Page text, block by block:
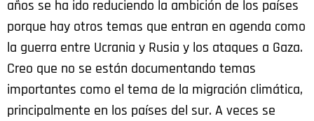
años se ha ido reduciendo la ambición de los países
porque hay otros temas que entran en agenda como
la guerra entre Ucrania y Rusia y los ataques a Gaza.
Creo que no se están documentando temas
importantes como el tema de la migración climática,
principalmente en los países del sur. A veces se